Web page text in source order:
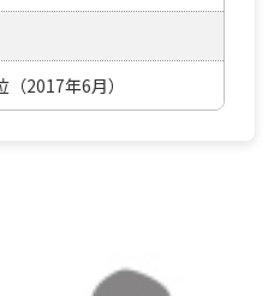
2017年6月）